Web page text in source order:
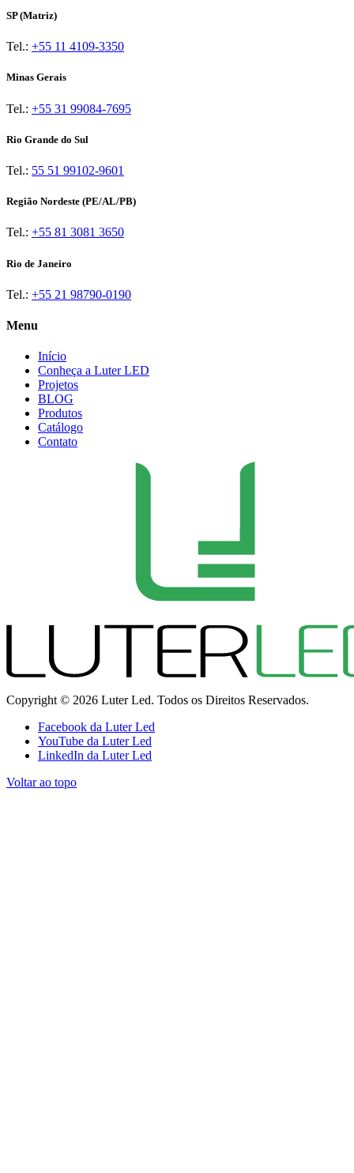
SP (Matriz)
Tel.: +55 11 4109-3350
Minas Gerais
Tel.: +55 31 99084-7695
Rio Grande do Sul
Tel.: 55 51 99102-9601
Região Nordeste (PE/AL/PB)
Tel.: +55 81 3081 3650
Rio de Janeiro
Tel.: +55 21 98790-0190
Menu
Início
Conheça a Luter LED
Projetos
BLOG
Produtos
Catálogo
Contato
Copyright © 2026 Luter Led. Todos os Direitos Reservados.
Facebook da Luter Led
YouTube da Luter Led
LinkedIn da Luter Led
Voltar ao topo